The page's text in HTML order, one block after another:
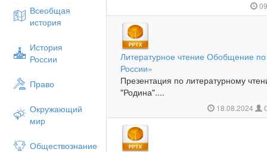
Всеобщая
история
История
России
Право
Окружающий
мир
Обществознание
Литературное чтение Обобщение
России»
Презентация по литературному
"Родина"....
18.08.2024